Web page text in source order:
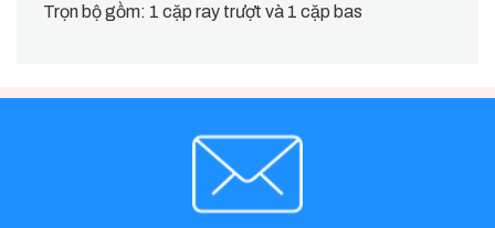
Trọn bộ gồm: 1 cặp ray trượt và 1 cặp bas